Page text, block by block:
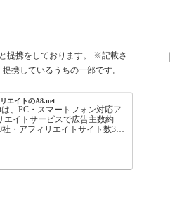
提携をしております。 ※記載さ
携しているうちの一部です。
エイトのA8.net
は、PC・スマートフォン対応ア
エイトサービスで広告主数約
社・アフィリエイトサイト数360